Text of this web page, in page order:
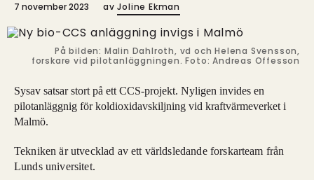
7 november 2023 av Joline Ekman
På bilden: Malin Dahlroth, vd och Helena Svensson,
forskare vid pilotanläggningen. Foto: Andreas Offesson
Sysav satsar stort på ett CCS-projekt. Nyligen invides en
pilotanläggnig för koldioxidavskiljning vid kraftvärmeverket i
Malmö.
Tekniken är utvecklad av ett världsledande forskarteam från
Lunds universitet.